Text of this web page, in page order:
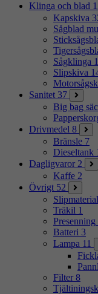
Klinga och blad
Kapskiva
Sågblad
Sågklinga
Slipskiva
Sanitet 37
Big bag
Drivmedel 8
Bränsle 7
Dieseltank
Dagligvaror 2
Kaffe 2
Övrigt 52
Slipmaterial
Träkil 1
Presenning
Batteri 3
Lampa 11
Filter 8